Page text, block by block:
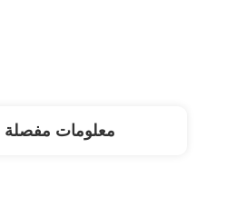
معلومات مفصلة